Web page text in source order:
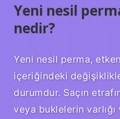
Yeni nesil
nedir?
Yeni nesil perma,
içeriğindeki
durumdur. Saçın
veya buklelerin